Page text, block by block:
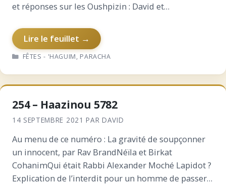
et réponses sur les Oushpizin : David et
Lire le feuillet →
CATÉGORIES
FÊTES - 'HAGUIM, PARACHA
254 – Haazinou 5782
14 SEPTEMBRE 2021 PAR DAVID
Au menu de ce numéro : La gravité de soupçonner
un innocent, par Rav BrandNéïla et Birkat
CohanimQui était Rabbi Alexander Moché Lapidot ?
Explication de l’interdit pour un homme de passer